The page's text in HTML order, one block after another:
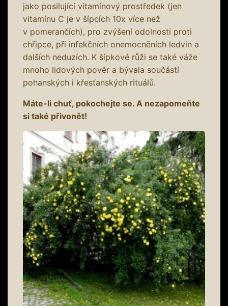
jako posilující vitamínový prostředek (jen
vitamínu C je v šípcích 10x více než
v pomerančích), pro zvýšení odolnosti proti
chřipce, při infekčních onemocněních ledvin a
dalších neduzích. K šípkové růži se také váže
mnoho lidových pověr a bývala součástí
pohanských i křesťanských rituálů.
Máte-li chuť, pokochejte se. A nezapomeňte
si také přivonět!